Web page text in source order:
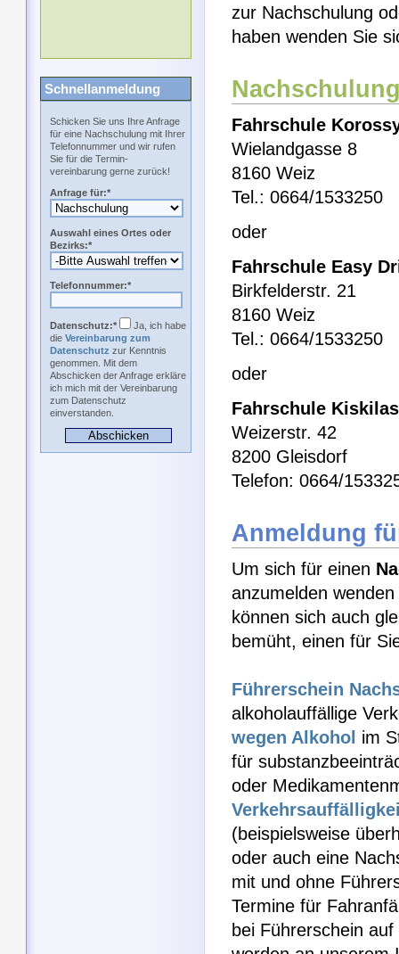
Schnellanmeldung
Schicken Sie uns Ihre Anfrage
für eine Nachschulung mit Ihrer
Telefonnummer und wir rufen
Sie für die Termin-
vereinbarung gerne zurück!
Anfrage für:*
Auswahl eines Ortes oder
Bezirks:*
Telefonnummer:*
Datenschutz:*
Ja, ich habe
die Vereinbarung zum
Datenschutz zur Kenntnis
genommen. Mit dem
Abschicken der Anfrage erkläre
ich mich mit der Vereinbarung
zum Datenschutz
einverstanden.
zur Nachschulung
haben wenden Sie
Fahrschule
Wielandgasse 8
8160 Weiz
Tel.: 0664/1533250
oder
Fahrschule Easy
Birkfelderstr. 21
8160 Weiz
Tel.: 0664/1533250
oder
Fahrschule Kiskilas
Weizerstr. 42
8200 Gleisdorf
Telefon: 0664/
Anmeldung
Um sich für einen
anzumelden
können sich auch
bemüht, einen für
Führerschein
alkoholauffällige
wegen Alkohol im
für
oder
(beispielsweise
oder auch eine
mit und ohne
Termine für
bei Führerschein